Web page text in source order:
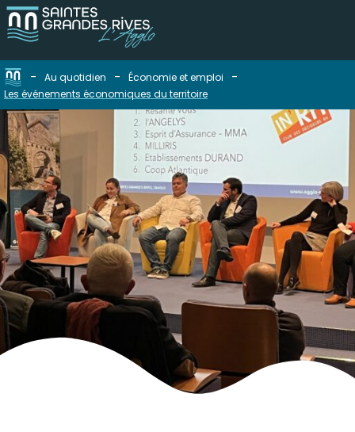
- Au quotidien - Économie et emploi -
Les événements économiques du territoire